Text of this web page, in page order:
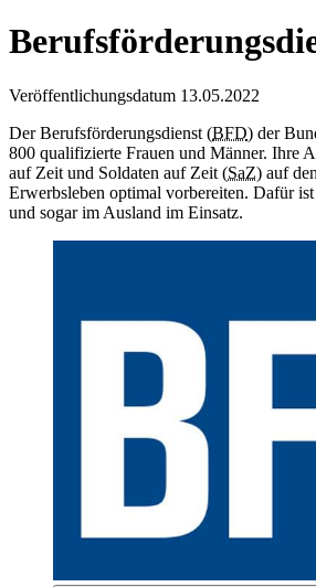
Veröffentlichungsdatum 13.05.2022
Der Berufsförderungsdienst (BFD) der
800 qualifizierte Frauen und Männer. Ihre
auf Zeit und Soldaten auf Zeit (SaZ) auf
Erwerbsleben optimal vorbereiten. Dafür
und sogar im Ausland im Einsatz.